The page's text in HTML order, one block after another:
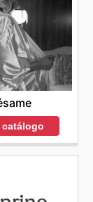
catálogo